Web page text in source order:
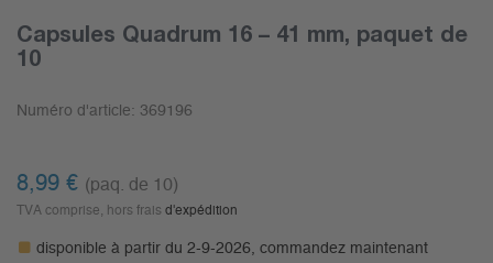
Capsules Quadrum 16 – 41 mm, paquet de
10
Numéro d'article: 369196
8,99 € (paq. de 10)
TVA comprise, hors frais d'expédition
disponible à partir du 2-9-2026, commandez maintenant